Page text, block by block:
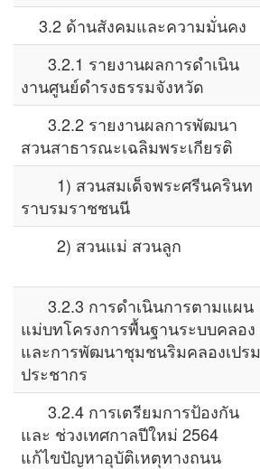
3.2 ด้านสังคมและความมั่นคง
3.2.1 รายงานผลการดำเนิน
งานศูนย์ดำรงธรรมจังหวัด
3.2.2 รายงานผลการพัฒนา
สวนสาธารณะเฉลิมพระเกียรติ
1) สวนสมเด็จพระศรีนครินท
ราบรมราชชนนี
2) สวนแม่ สวนลูก
3.2.3 การดำเนินการตามแผน
แม่บทโครงการพื้นฐานระบบคลอง
และการพัฒนาชุมชนริมคลองเปรม
ประชากร
3.2.4 การเตรียมการป้องกัน
และ ช่วงเทศกาลปีใหม่ 2564
แก้ไขปัญหาอุบัติเหตุทางถนน